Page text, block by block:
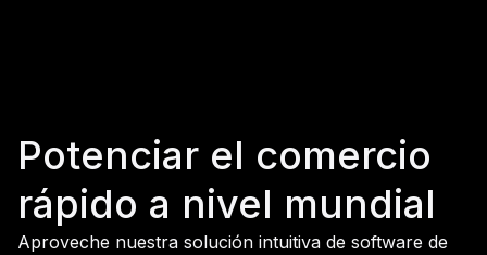
Potenciar el comercio
rápido a nivel mundial
Aproveche nuestra solución intuitiva de software de